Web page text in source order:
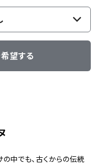
望する
の中でも、古くからの伝統